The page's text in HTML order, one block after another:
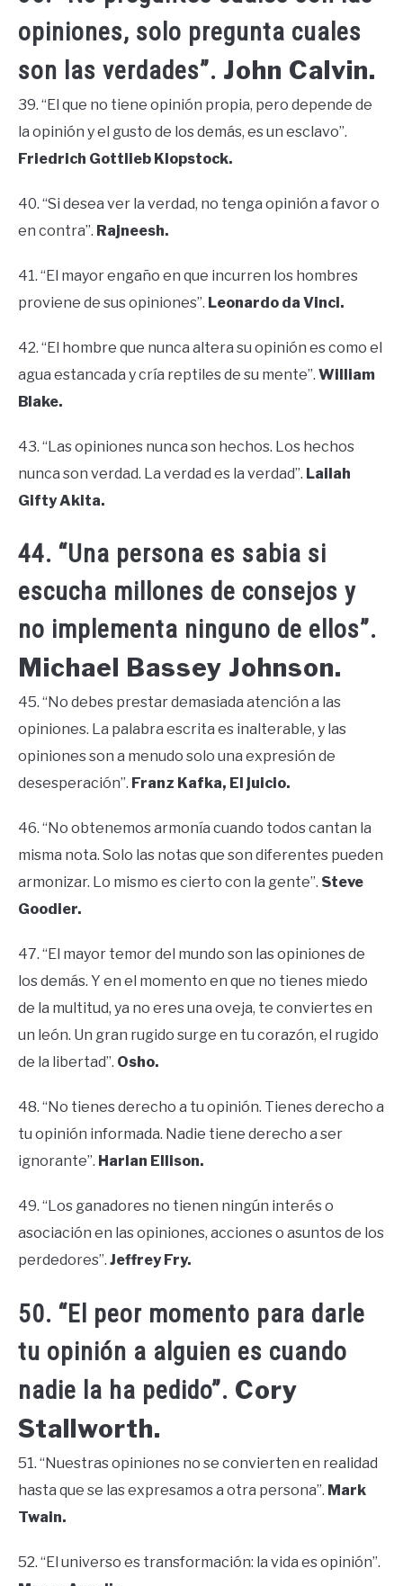
opiniones, solo pregunta cuales
son las verdades”. John Calvin.
39. “El que no tiene opinión propia, pero depende de
la opinión y el gusto de los demás, es un esclavo”.
Friedrich Gottlieb Klopstock.
40. “Si desea ver la verdad, no tenga opinión a favor o
en contra”. Rajneesh.
41. “El mayor engaño en que incurren los hombres
proviene de sus opiniones”. Leonardo da Vinci.
42. “El hombre que nunca altera su opinión es como el
agua estancada y cría reptiles de su mente”. William
Blake.
43. “Las opiniones nunca son hechos. Los hechos
nunca son verdad. La verdad es la verdad”. Lailah
Gifty Akita.
44. “Una persona es sabia si
escucha millones de consejos y
no implementa ninguno de ellos”.
Michael Bassey Johnson.
45. “No debes prestar demasiada atención a las
opiniones. La palabra escrita es inalterable, y las
opiniones son a menudo solo una expresión de
desesperación”. Franz Kafka, El juicio.
46. “No obtenemos armonía cuando todos cantan la
misma nota. Solo las notas que son diferentes pueden
armonizar. Lo mismo es cierto con la gente”. Steve
Goodier.
47. “El mayor temor del mundo son las opiniones de
los demás. Y en el momento en que no tienes miedo
de la multitud, ya no eres una oveja, te conviertes en
un león. Un gran rugido surge en tu corazón, el rugido
de la libertad”. Osho.
48. “No tienes derecho a tu opinión. Tienes derecho a
tu opinión informada. Nadie tiene derecho a ser
ignorante”. Harlan Ellison.
49. “Los ganadores no tienen ningún interés o
asociación en las opiniones, acciones o asuntos de los
perdedores”. Jeffrey Fry.
50. “El peor momento para darle
tu opinión a alguien es cuando
nadie la ha pedido”. Cory
Stallworth.
51. “Nuestras opiniones no se convierten en realidad
hasta que se las expresamos a otra persona”. Mark
Twain.
52. “El universo es transformación: la vida es opinión”.